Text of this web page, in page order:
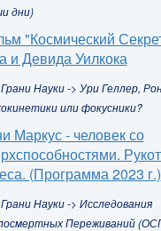
дни)
"Космический
и Девида Уилкока
Науки -> Ури Геллер,
или фокусники?
Маркус - человек со
(Программа 2023 г.)
Науки -> Исследования
Переживаний